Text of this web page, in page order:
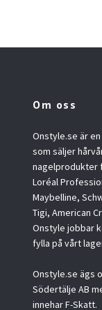
Om oss
Onstyle.se är
som säljer
nagelprodukter
Loréal
Maybelline,
Tigi, American
Onstyle jobbar
fylla på vårt
Onstyle.se ägs
Södertälje AB
innehar F-Skatt.